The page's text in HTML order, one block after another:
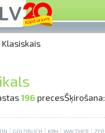
Klasiskais
196 precesŠķirošana:
GOLDBUCH KPH WALTHER ZEP